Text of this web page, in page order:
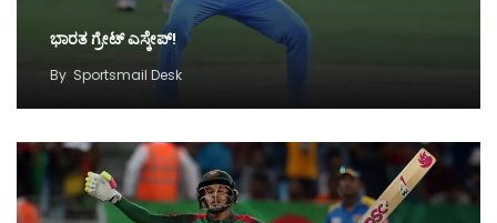
ಭಾರತ ಗ್ರೇಟ್ ಎಸ್ಕೇಪ್!
By Sportsmail Desk